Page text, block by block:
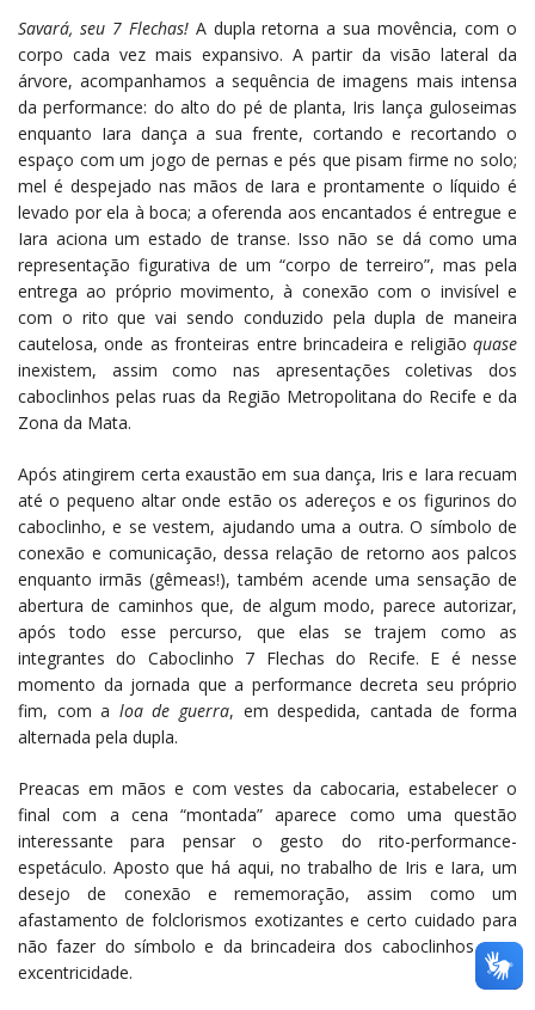
Savará, seu 7 Flechas! A dupla retorna a sua movência, com o
corpo cada vez mais expansivo. A partir da visão lateral da
árvore, acompanhamos a sequência de imagens mais intensa
da performance: do alto do pé de planta, Iris lança guloseimas
enquanto Iara dança a sua frente, cortando e recortando o
espaço com um jogo de pernas e pés que pisam firme no solo;
mel é despejado nas mãos de Iara e prontamente o líquido é
levado por ela à boca; a oferenda aos encantados é entregue e
Iara aciona um estado de transe. Isso não se dá como uma
representação figurativa de um “corpo de terreiro”, mas pela
entrega ao próprio movimento, à conexão com o invisível e
com o rito que vai sendo conduzido pela dupla de maneira
cautelosa, onde as fronteiras entre brincadeira e religião quase
inexistem, assim como nas apresentações coletivas dos
caboclinhos pelas ruas da Região Metropolitana do Recife e da
Zona da Mata.
Após atingirem certa exaustão em sua dança, Iris e Iara recuam
até o pequeno altar onde estão os adereços e os figurinos do
caboclinho, e se vestem, ajudando uma a outra. O símbolo de
conexão e comunicação, dessa relação de retorno aos palcos
enquanto irmãs (gêmeas!), também acende uma sensação de
abertura de caminhos que, de algum modo, parece autorizar,
após todo esse percurso, que elas se trajem como as
integrantes do Caboclinho 7 Flechas do Recife. E é nesse
momento da jornada que a performance decreta seu próprio
fim, com a loa de guerra, em despedida, cantada de forma
alternada pela dupla.
Preacas em mãos e com vestes da cabocaria, estabelecer o
final com a cena “montada” aparece como uma questão
interessante para pensar o gesto do rito-performance-
espetáculo. Aposto que há aqui, no trabalho de Iris e Iara, um
desejo de conexão e rememoração, assim como um
afastamento de folclorismos exotizantes e certo cuidado para
não fazer do símbolo e da brincadeira dos caboclinhos uma
excentricidade.